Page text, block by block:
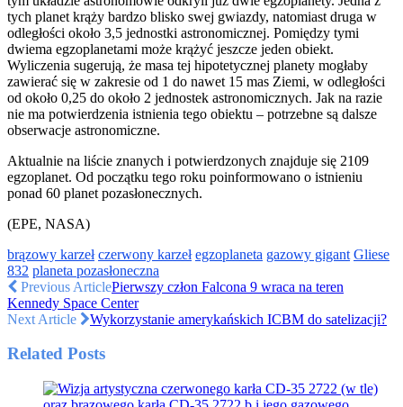
tych planet krąży bardzo blisko swej gwiazdy, natomiast druga w
odległości około 3,5 jednostki astronomicznej. Pomiędzy tymi
dwiema egzoplanetami może krążyć jeszcze jeden obiekt.
Wyliczenia sugerują, że masa tej hipotetycznej planety mogłaby
zawierać się w zakresie od 1 do nawet 15 mas Ziemi, w odległości
od około 0,25 do około 2 jednostek astronomicznych. Jak na razie
nie ma potwierdzenia istnienia tego obiektu – potrzebne są dalsze
obserwacje astronomiczne.
Aktualnie na liście znanych i potwierdzonych znajduje się 2109
egzoplanet. Od początku tego roku poinformowano o istnieniu
ponad 60 planet pozasłonecznych.
(EPE, NASA)
brązowy karzeł czerwony karzeł egzoplaneta gazowy gigant Gliese
832 planeta pozasłoneczna
Previous ArticlePierwszy człon Falcona 9 wraca na teren
Kennedy Space Center
Next Article
Wykorzystanie amerykańskich ICBM do satelizacji?
Related Posts